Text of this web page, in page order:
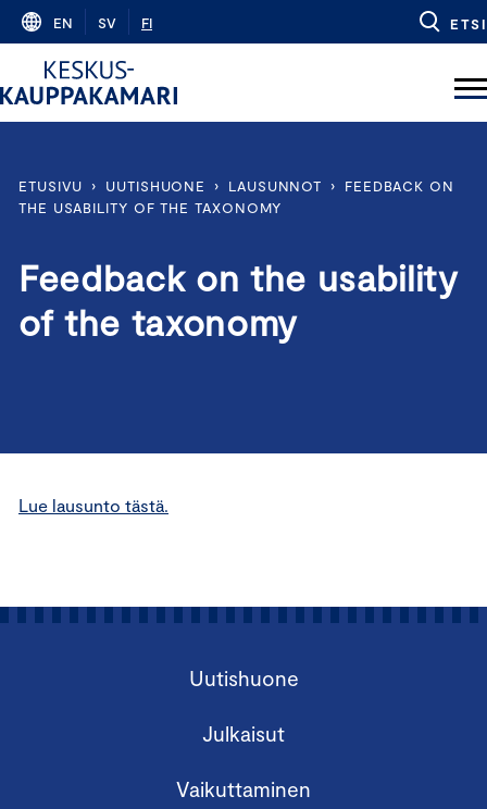
Skip
content
EN SV FI ETSI
ETUSIVU › UUTISHUONE › LAUSUNNOT ›
FEEDBACK ON
THE USABILITY OF THE TAXONOMY
Feedback on the usability
of the taxonomy
Lue lausunto tästä.
Uutishuone
Julkaisut
Vaikuttaminen